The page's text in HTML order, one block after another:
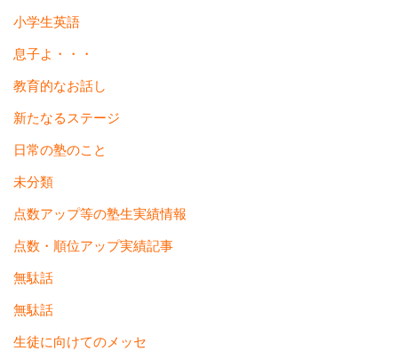
小学生英語
息子よ・・・
教育的なお話し
新たなるステージ
日常の塾のこと
未分類
点数アップ等の塾生実績情報
点数・順位アップ実績記事
無駄話
無駄話
生徒に向けてのメッセ